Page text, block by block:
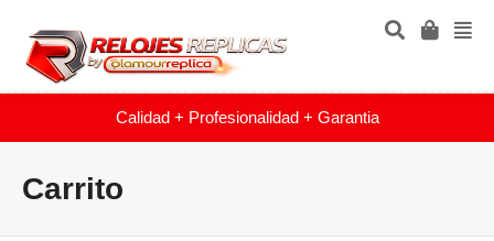
Calidad + Profesionalidad + Garantia
Carrito